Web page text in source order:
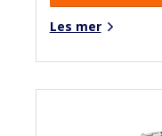
Les mer